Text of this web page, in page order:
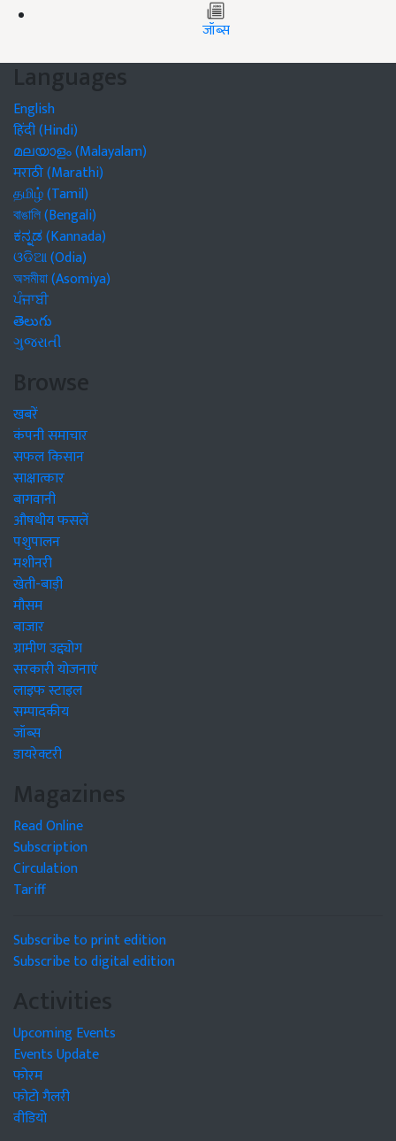
जॉब्स
Languages
English
हिंदी (Hindi)
മലയാളം (Malayalam)
मराठी (Marathi)
தமிழ் (Tamil)
বাঙালি (Bengali)
ಕನ್ನಡ (Kannada)
ଓଡିଆ (Odia)
অসমীয়া (Asomiya)
ਪੰਜਾਬੀ
తెలుగు
ગુજરાતી
Browse
खबरें
कंपनी समाचार
सफल किसान
साक्षात्कार
बागवानी
औषधीय फसलें
पशुपालन
मशीनरी
खेती-बाड़ी
मौसम
बाजार
ग्रामीण उद्द्योग
सरकारी योजनाएं
लाइफ स्टाइल
सम्पादकीय
जॉब्स
डायरेक्टरी
Magazines
Read Online
Subscription
Circulation
Tariff
Subscribe to print edition
Subscribe to digital edition
Activities
Upcoming Events
Events Update
फोरम
फोटो गैलरी
वीडियो